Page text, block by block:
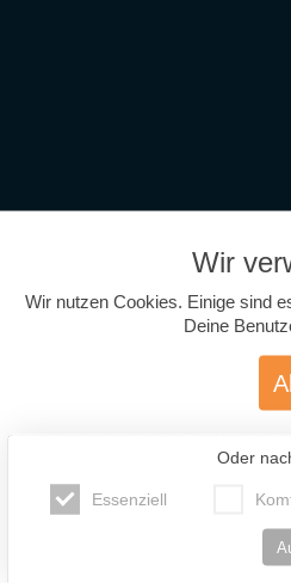
Wir
Wir nutzen Cookies. Einige sind
Deine
Oder
Essenziell